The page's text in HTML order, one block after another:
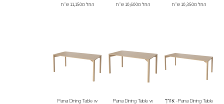
החל מ10,350 ש״ח החל מ10,600 ש״ח החל מ11,150 ש״ח
Pana Dining Table- אורך
Pana Dining Table w
Pana Dining Table w